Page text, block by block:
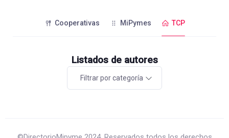
Cooperativas MiPymes TCP
Listados de autores
Filtrar por categoría